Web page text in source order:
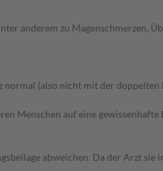
anderem zu
normal (also nicht mit der doppelten
Menschen auf eine
abweichen. Da der Arzt